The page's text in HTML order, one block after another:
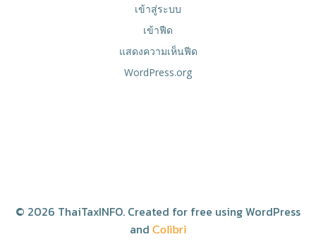
เข้าสู่ระบบ
เข้าฟีด
แสดงความเห็นฟีด
WordPress.org
© 2026 ThaiTaxINFO. Created for free using WordPress
and Colibri